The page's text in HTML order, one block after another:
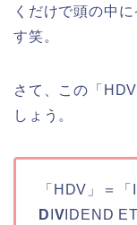
くだけで頭の中
す笑。
さて、この「
しょう。
「HDV」＝
D V IDEND